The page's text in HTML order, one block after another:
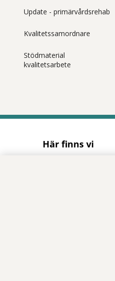
Update - primärvårdsrehab
Kvalitetssamordnare
Stödmaterial
kvalitetsarbete
Här finns vi